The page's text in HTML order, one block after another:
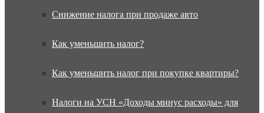
Снижение налога при продаже авто
Как уменьшить налог?
Как уменьшить налог при покупке квартиры?
Налоги на УСН «Доходы минус расходы» для